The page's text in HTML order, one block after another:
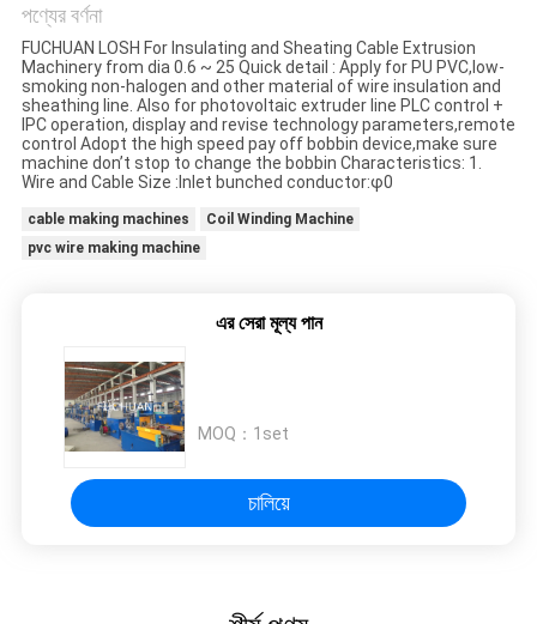
PRIVACY
POLICY
পণ্যের বর্ণনা
FUCHUAN LOSH For Insulating and Sheating Cable Extrusion
Machinery from dia 0.6 ~ 25 Quick detail : Apply for PU PVC,low-
smoking non-halogen and other material of wire insulation and
sheathing line. Also for photovoltaic extruder line PLC control +
IPC operation, display and revise technology parameters,remote
control Adopt the high speed pay off bobbin device,make sure
machine don’t stop to change the bobbin Characteristics: 1.
Wire and Cable Size :Inlet bunched conductor:φ0
cable making machines
Coil Winding Machine
pvc wire making machine
এর সেরা মূল্য পান
MOQ： 1set
চালিয়ে